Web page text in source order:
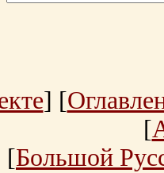
] [
[
[Большой